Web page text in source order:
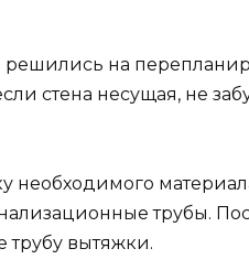
решились на
стена несущая, не
необходимого
трубы.
трубу вытяжки.